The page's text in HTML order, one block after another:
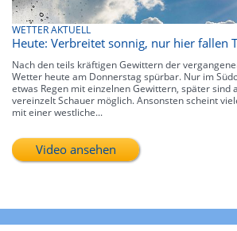
WETTER AKTUELL
Heute: Verbreitet sonnig, nur hier fallen
Nach den teils kräftigen Gewittern der
Wetter heute am Donnerstag spürbar. Nur im
etwas Regen mit einzelnen Gewittern, später sind
vereinzelt Schauer möglich. Ansonsten scheint
mit einer westliche...
Video ansehen